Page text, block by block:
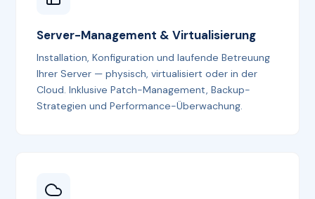
Server-Management & Virtualisierung
Installation, Konfiguration und laufende Betreuung
Ihrer Server — physisch, virtualisiert oder in der
Cloud. Inklusive Patch-Management, Backup-
Strategien und Performance-Überwachung.